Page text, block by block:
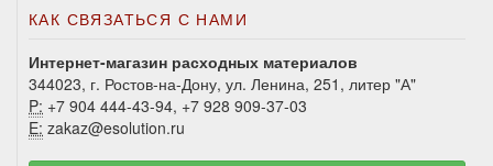
КАК СВЯЗАТЬСЯ С НАМИ
Интернет-магазин расходных материалов
344023, г. Ростов-на-Дону, ул. Ленина, 251, литер "А"
P: +7 904 444-43-94, +7 928 909-37-03
E: zakaz@esolution.ru